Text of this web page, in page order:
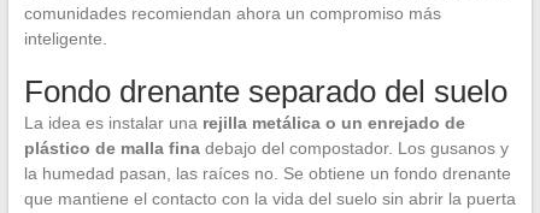
comunidades recomiendan ahora un compromiso más
inteligente.
Fondo drenante separado del suelo
La idea es instalar una rejilla metálica o un enrejado de
plástico de malla finadebajo del compostador. Los gusanos y
la humedad pasan, las raíces no. Se obtiene un fondo drenante
que mantiene el contacto con la vida del suelo sin abrir la puerta